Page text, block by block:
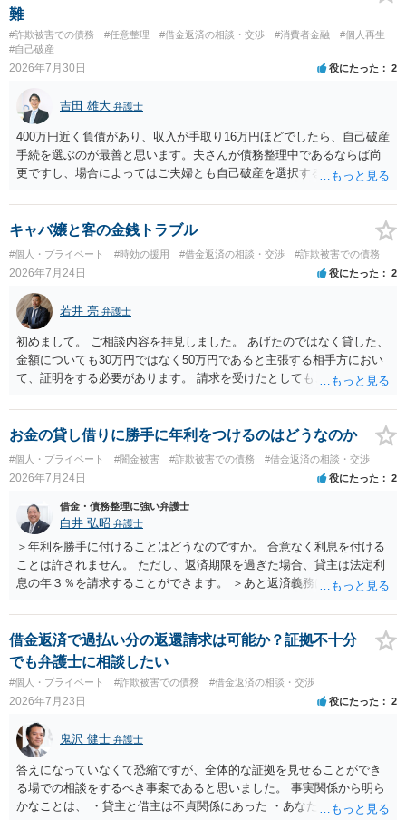
難
#詐欺被害での債務 #任意整理 #借金返済の相談・交渉 #消費者金融
#個人再生
#自己破産
2026年7月30日 役にたった 2
吉田 雄大 弁護士
400万円近く負債があり、収入が手取り16万円ほどでしたら、自己破産
手続を選ぶのが最善と思います。夫さんが債務整理中であるならば尚
更ですし、場合によってはご夫婦とも自己破産を選択する方法もある
キャバ嬢と客の金銭トラブル
#個人・プライベート #時効の援用 #借金返済の相談・交渉 #詐欺被害での債務
2026年7月24日 役にたった 2
若井 亮 弁護士
初めまして。 ご相談内容を拝見しました。 あげたのではなく貸した、
金額についても30万円ではなく50万円であると主張する相手方におい
て、証明をする必要があります。 請求を受けたとしても、もらったも
れることになるでしょう。 請求があるまでは、こちらからアクション
を起こす必要はないかと思います。
お金の貸し借りに勝手に年利をつけるのはどうなのか
#個人・プライベート #闇金被害 #詐欺被害での債務 #借金返済の相談・交渉
2026年7月24日 役にたった 2
借金・債務整理に強い弁護士
白井 弘昭 弁護士
＞年利を勝手に付けることはどうなのですか。 合意なく利息を付ける
ことは許されません。 ただし、返済期限を過ぎた場合、貸主は法定利
息の年３％を請求することができます。 ＞あと返済義務はありますか
りたお金は返さなければいけませんし、勝手につけた利息は返済不要
です。 以上、ご参考まで。
借金返済で過払い分の返還請求は可能か？証拠不十分
でも弁護士に相談したい
#個人・プライベート #詐欺被害での債務 #借金返済の相談・交渉
2026年7月23日 役にたった 2
鬼沢 健士 弁護士
答えになっていなくて恐縮ですが、全体的な証拠を見せることができ
る場での相談をするべき事案であると思いました。 事実関係から明ら
かなことは、 ・貸主と借主は不貞関係にあった ・あなたから相手に金